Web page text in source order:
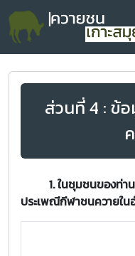
ส่วนที่ 4 : ข้
1. ในชุมชนของท่
ประเพณีกีฬาชนควายใน